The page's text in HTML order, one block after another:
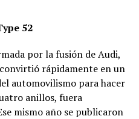
52
por la fusión de Audi,
rápidamente en un
automovilismo para hacer
anillos, fuera
mismo año se publicaron